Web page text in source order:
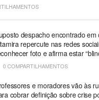
despacho encontrado em
repercute nas redes
foto e afirma estar
0 COMPARTILHAMENTOS
e moradores vão às
cobrar definição sobre crise